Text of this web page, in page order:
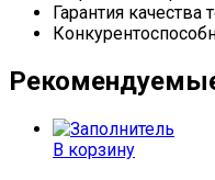
Гарантия качества
В корзину